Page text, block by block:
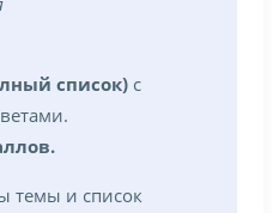
список) с
темы и список